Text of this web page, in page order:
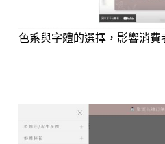
色系與字體的選擇，影響消費